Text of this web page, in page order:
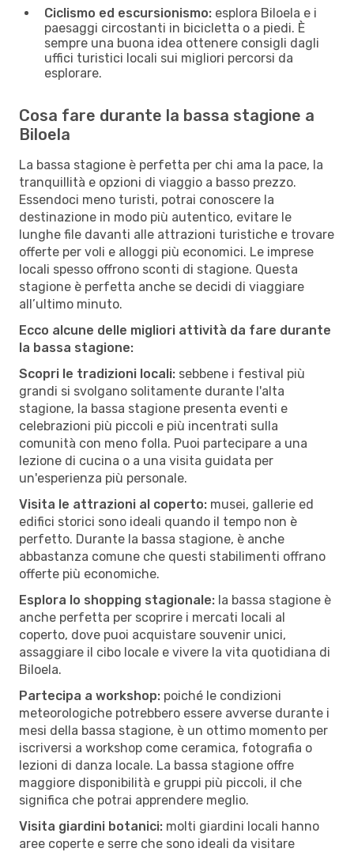
Ciclismo ed escursionismo: esplora Biloela e i
paesaggi circostanti in bicicletta o a piedi. È
sempre una buona idea ottenere consigli dagli
uffici turistici locali sui migliori percorsi da
esplorare.
Cosa fare durante la bassa stagione a
Biloela
La bassa stagione è perfetta per chi ama la pace, la
tranquillità e opzioni di viaggio a basso prezzo.
Essendoci meno turisti, potrai conoscere la
destinazione in modo più autentico, evitare le
lunghe file davanti alle attrazioni turistiche e trovare
offerte per voli e alloggi più economici. Le imprese
locali spesso offrono sconti di stagione. Questa
stagione è perfetta anche se decidi di viaggiare
all’ultimo minuto.
Ecco alcune delle migliori attività da fare durante
la bassa stagione:
Scopri le tradizioni locali: sebbene i festival più
grandi si svolgano solitamente durante l'alta
stagione, la bassa stagione presenta eventi e
celebrazioni più piccoli e più incentrati sulla
comunità con meno folla. Puoi partecipare a una
lezione di cucina o a una visita guidata per
un'esperienza più personale.
Visita le attrazioni al coperto: musei, gallerie ed
edifici storici sono ideali quando il tempo non è
perfetto. Durante la bassa stagione, è anche
abbastanza comune che questi stabilimenti offrano
offerte più economiche.
Esplora lo shopping stagionale: la bassa stagione è
anche perfetta per scoprire i mercati locali al
coperto, dove puoi acquistare souvenir unici,
assaggiare il cibo locale e vivere la vita quotidiana di
Biloela.
Partecipa a workshop: poiché le condizioni
meteorologiche potrebbero essere avverse durante i
mesi della bassa stagione, è un ottimo momento per
iscriversi a workshop come ceramica, fotografia o
lezioni di danza locale. La bassa stagione offre
maggiore disponibilità e gruppi più piccoli, il che
significa che potrai apprendere meglio.
Visita giardini botanici: molti giardini locali hanno
aree coperte e serre che sono ideali da visitare